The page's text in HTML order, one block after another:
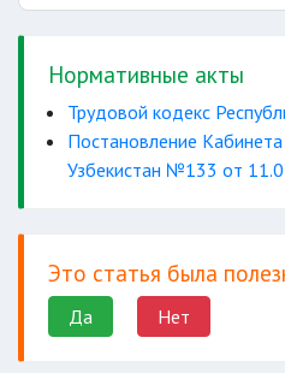
материалов к
Нормативные акты
Трудовой кодекс
Постановление
Узбекистан №133 от
Это статья была
Да Нет